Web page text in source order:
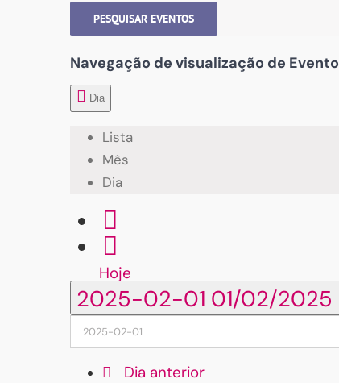
PESQUISAR EVENTOS
Navegação de visualização de Evento
Dia
Lista
Mês
Dia
Hoje
2025-02-01 01/02/2025
Dia anterior